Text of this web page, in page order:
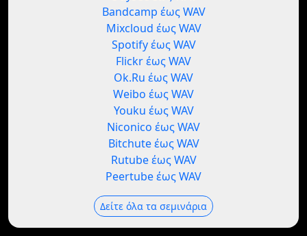
Bandcamp έως WAV
Mixcloud έως WAV
Spotify έως WAV
Flickr έως WAV
Ok.Ru έως WAV
Weibo έως WAV
Youku έως WAV
Niconico έως WAV
Bitchute έως WAV
Rutube έως WAV
Peertube έως WAV
Δείτε όλα τα σεμινάρια